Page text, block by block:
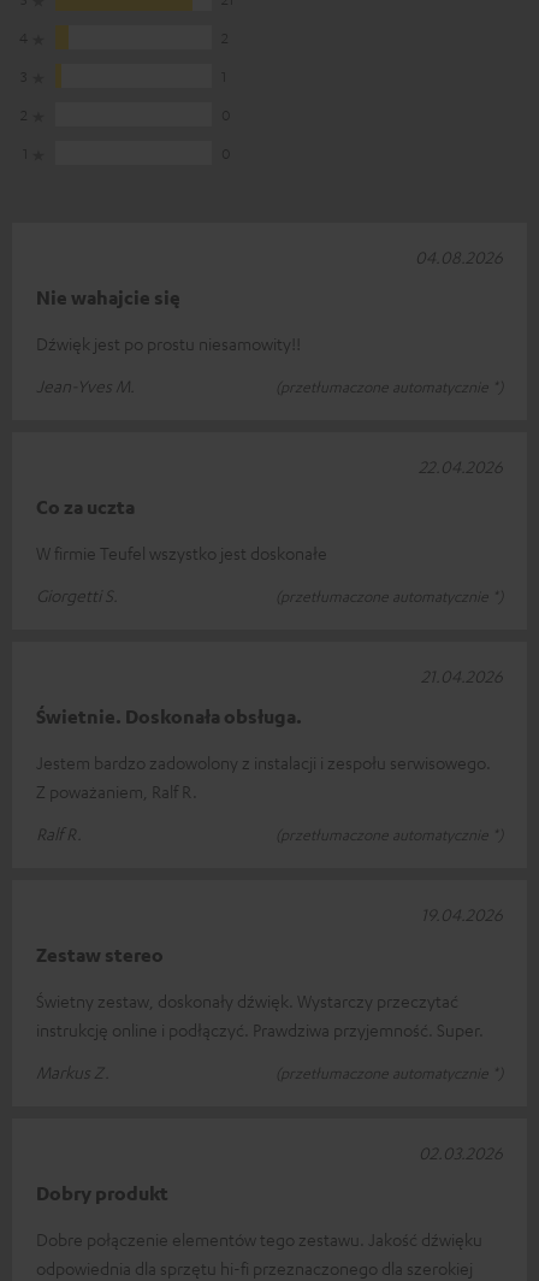
Nie wahajcie się
Dźwięk jest po prostu niesamowity!!
Jean-Yves M.
(przetłumaczone automatycznie *)
04.08.2026
Co za uczta
W firmie Teufel wszystko jest doskonałe
Giorgetti S.
(przetłumaczone automatycznie *)
22.04.2026
Świetnie. Doskonała obsługa.
Jestem bardzo zadowolony z instalacji i zespołu serwisowego.
Z poważaniem, Ralf R.
Ralf R.
(przetłumaczone automatycznie *)
21.04.2026
Zestaw stereo
Świetny zestaw, doskonały dźwięk. Wystarczy przeczytać
instrukcję online i podłączyć. Prawdziwa przyjemność. Super.
Markus Z.
(przetłumaczone automatycznie *)
19.04.2026
Dobry produkt
Dobre połączenie elementów tego zestawu. Jakość dźwięku
odpowiednia dla sprzętu hi-fi przeznaczonego dla szerokiej
02.03.2026